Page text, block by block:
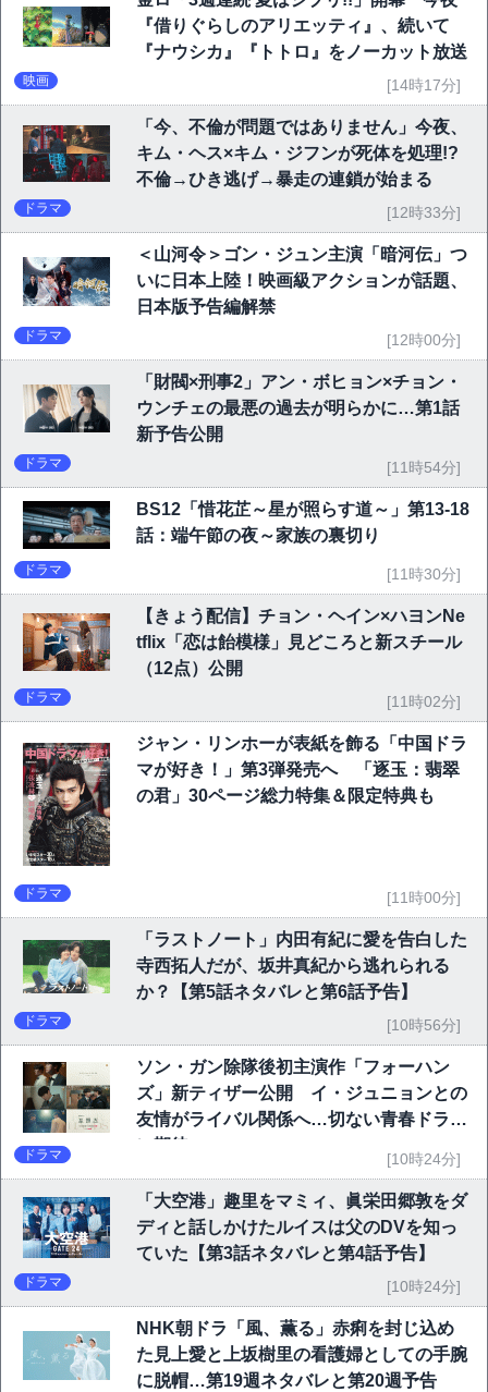
『借りぐらしのアリエッティ』、続いて
『ナウシカ』『トトロ』をノーカット放送
映画 [14時17分]
「今、不倫が問題ではありません」今夜、
キム・ヘス×キム・ジフンが死体を処理!?
不倫→ひき逃げ→暴走の連鎖が始まる
ドラマ [12時33分]
＜山河令＞ゴン・ジュン主演「暗河伝」つ
いに日本上陸！映画級アクションが話題、
日本版予告編解禁
ドラマ [12時00分]
「財閥×刑事2」アン・ボヒョン×チョン・
ウンチェの最悪の過去が明らかに…第1話
新予告公開
ドラマ [11時54分]
BS12「惜花芷～星が照らす道～」第13-18
話：端午節の夜～家族の裏切り
ドラマ [11時30分]
【きょう配信】チョン・ヘイン×ハヨンNe
tflix「恋は飴模様」見どころと新スチール
（12点）公開
ドラマ [11時02分]
ジャン・リンホーが表紙を飾る「中国ドラ
マが好き！」第3弾発売へ 「逐玉：翡翠
の君」30ページ総力特集＆限定特典も
ドラマ [11時00分]
「ラストノート」内田有紀に愛を告白した
寺西拓人だが、坂井真紀から逃れられる
か？【第5話ネタバレと第6話予告】
ドラマ [10時56分]
ソン・ガン除隊後初主演作「フォーハン
ズ」新ティザー公開 イ・ジュニョンとの
友情がライバル関係へ…切ない青春ドラマ
に期待
ドラマ [10時24分]
「大空港」趣里をマミィ、眞栄田郷敦をダ
ディと話しかけたルイスは父のDVを知っ
ていた【第3話ネタバレと第4話予告】
ドラマ [10時24分]
NHK朝ドラ「風、薫る」赤痢を封じ込め
た見上愛と上坂樹里の看護婦としての手腕
に脱帽…第19週ネタバレと第20週予告